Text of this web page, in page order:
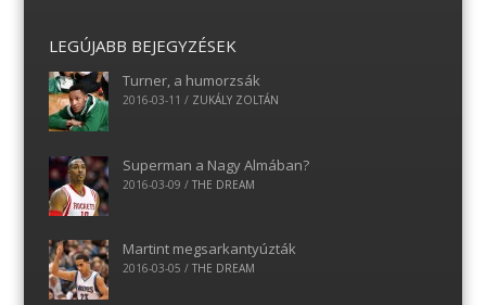
LEGÚJABB BEJEGYZÉSEK
Turner, a humorzsák
2016-03-11 / ZUKÁLY ZOLTÁN
Superman a Nagy Almában?
2016-03-09 / THE DREAM
Martint megsarkantyúzták
2016-03-05 / THE DREAM